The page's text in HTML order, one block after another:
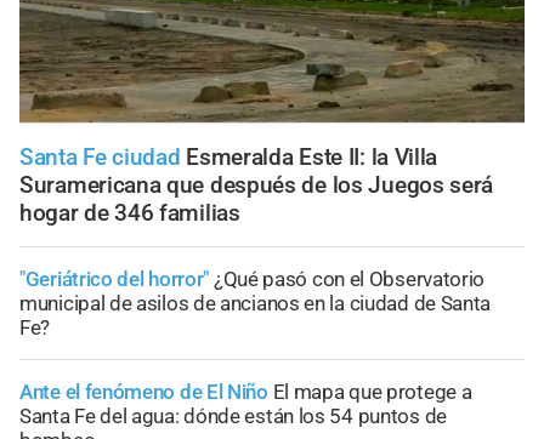
Santa Fe ciudad Esmeralda Este II: la Villa
Suramericana que después de los Juegos será
hogar de 346 familias
"Geriátrico del horror" ¿Qué pasó con el Observatorio
municipal de asilos de ancianos en la ciudad de Santa
Fe?
Ante el fenómeno de El Niño El mapa que protege a
Santa Fe del agua: dónde están los 54 puntos de